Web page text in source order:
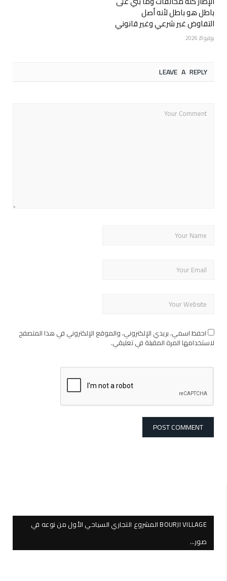
باطل هو باطل لأنه أصل
التفاوض غير شرعي وغير قانوني
يوليو 8, 2026
LEAVE A REPLY
احفظ اسمي، بريدي الإلكتروني، والموقع الإلكتروني في هذا المتصفح
لاستخدامها المرة المقبلة في تعليقي.
BOURJI VILLAGE المشروع التجاري السياحي الأول من نوعه في
صور…